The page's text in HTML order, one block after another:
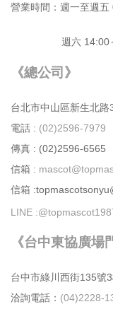
營業時間：週⼀⾄週
週六 14:00～
《總公司》
台北市中⼭區新⽣北
電話 : (02)2596-7979
傳真 : (02)2596-6565
信箱 :
信箱
LINE :
《台中東協廣場
台中市綠川⻄街135號
洽詢電話： (04)2228-